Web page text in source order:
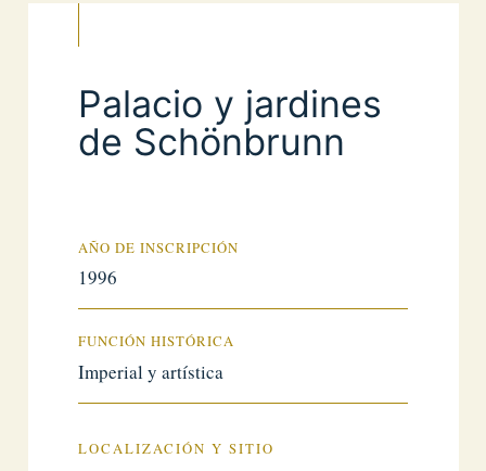
Palacio y jardines
de Schönbrunn
AÑO DE INSCRIPCIÓN
1996
FUNCIÓN HISTÓRICA
Imperial y artística
LOCALIZACIÓN Y SITIO